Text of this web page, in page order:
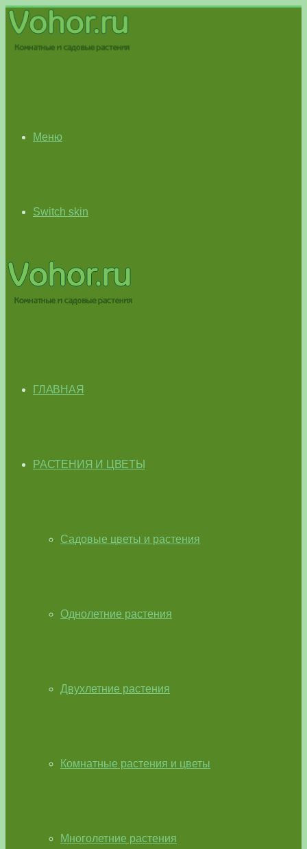
Меню
Switch skin
ГЛАВНАЯ
РАСТЕНИЯ И ЦВЕТЫ
Садовые цветы и растения
Однолетние растения
Двухлетние растения
Комнатные растения и цветы
Многолетние растения